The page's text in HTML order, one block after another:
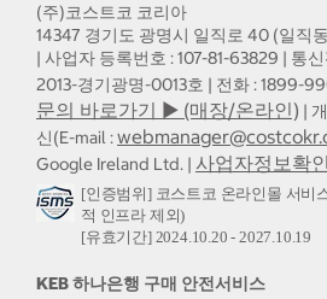
(주)코스트코 코리아
14347 경기도 광명시 일직로 40 (일직
| 사업자 등록번호 : 107-81-63829 | 통
2013-경기광명-0013호 | 전화 : 1899-
문의 바로가기 ▶ (매장/온라인) |
신(E-mail :
Google Ireland Ltd. | 사업자정보확인
[인증범위] 코스트코 온라인몰 서비
적 인프라 제외)
[유효기간] 2024.10.20 - 2027.10.19
KEB 하나은행 구매 안전서비스